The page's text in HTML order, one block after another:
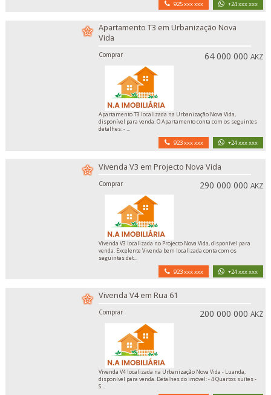
925 xxx xxx +24 xxx xxx
Apartamento T3 em Urbanização Nova
Vida
Comprar 64 000 000AKZ
Apartamento T3 localizada na Urbanização Nova Vida,
disponível para venda. O Apartamento conta com os seguintes
detalhes: - ...
923 xxx xxx +24 xxx xxx
Vivenda V3 em Projecto Nova Vida
Comprar 290 000 000AKZ
Vivenda V3 localizada no Projecto Nova Vida, disponível para
venda. Excelente Vivenda bem localizada conta com os
seguintes det...
923 xxx xxx +24 xxx xxx
Vivenda V4 em Rua 61
Comprar 200 000 000AKZ
Vivenda V4 localizada na Urbanização Nova Vida - Luanda,
disponível para venda. Detalhes do imóvel: - 4 Quartos suítes -
S...